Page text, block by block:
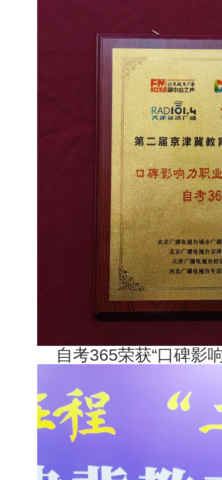
自考365荣获“口碑影